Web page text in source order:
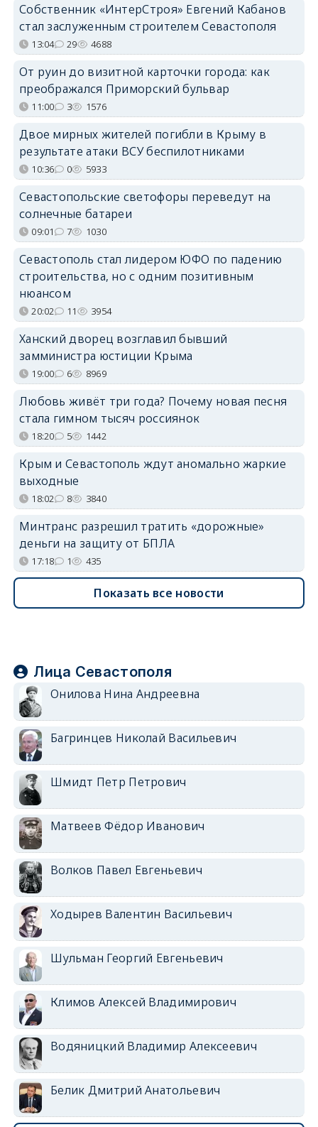
Собственник «ИнтерСтроя» Евгений Кабанов
стал заслуженным строителем Севастополя
13:04 29 4688
От руин до визитной карточки города: как
преображался Приморский бульвар
11:00 3 1576
Двое мирных жителей погибли в Крыму в
результате атаки ВСУ беспилотниками
10:36 0 5933
Севастопольские светофоры переведут на
солнечные батареи
09:01 7 1030
Севастополь стал лидером ЮФО по падению
строительства, но с одним позитивным
нюансом
20:02 11 3954
Ханский дворец возглавил бывший
замминистра юстиции Крыма
19:00 6 8969
Любовь живёт три года? Почему новая песня
стала гимном тысяч россиянок
18:20 5 1442
Крым и Севастополь ждут аномально жаркие
выходные
18:02 8 3840
Минтранс разрешил тратить «дорожные»
деньги на защиту от БПЛА
17:18 1 435
Показать все новости
Лица Севастополя
Онилова Нина Андреевна
Багринцев Николай Васильевич
Шмидт Петр Петрович
Матвеев Фёдор Иванович
Волков Павел Евгеньевич
Ходырев Валентин Васильевич
Шульман Георгий Евгеньевич
Климов Алексей Владимирович
Водяницкий Владимир Алексеевич
Белик Дмитрий Анатольевич